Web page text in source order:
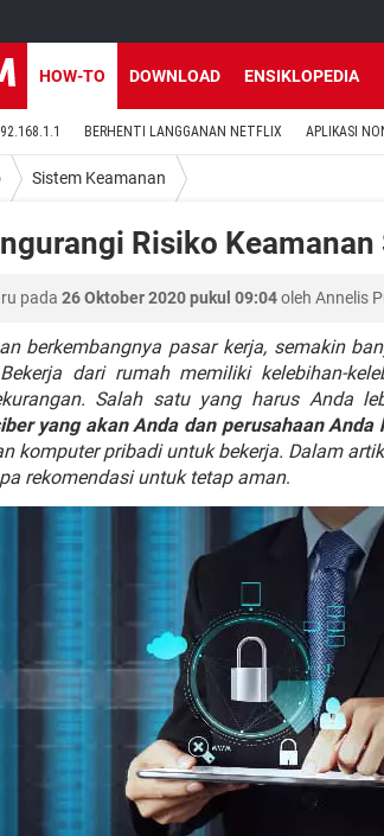
HOW-TO DOWNLOAD ENSIKLOPEDIA
BERHENTI LANGGANAN NETFLIX APLIKASI
Sistem Keamanan
Risiko Keamanan
pada 26 Oktober 2020 pukul 09:04oleh Annelis
berkembangnya pasar kerja, semakin
dari rumah memiliki kelebihan-
Salah satu yang harus Anda
yang akan Anda dan perusahaan Anda
komputer pribadi untuk bekerja. Dalam
rekomendasi untuk tetap aman.